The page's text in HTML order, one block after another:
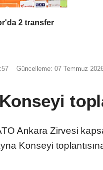
2 transfer
Güncelleme: 07 Temmuz
Ankara Zirvesi
Konseyi toplantısına